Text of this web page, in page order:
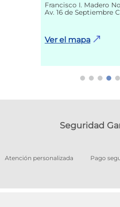
Francisco I. Madero
Av. 16 de Septiembre
Ver el mapa
Seguridad
Atención personalizada Pago